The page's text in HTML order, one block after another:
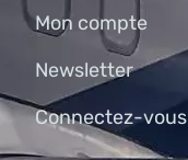
Mon compte
Newsletter
Connectez-vous